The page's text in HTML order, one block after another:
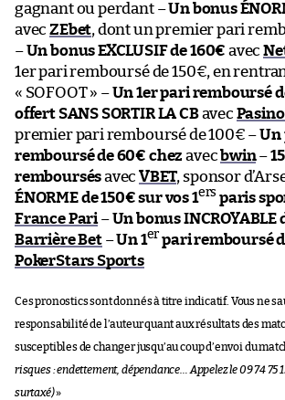
gagnant ou perdant –Un bonus
avecZEbet, dont un premier pari
–Un bonus EXCLUSIF de 160€ avec
1er pari remboursé de 150€, en
« SOFOOT » –Un 1er pari remboursé
offert SANS SORTIR LA CBavec
premier pari remboursé de 100€ –Un
remboursé de 60€ chez avecbwin–
remboursésavecVBET, sponsor
ÉNORME de 150€ sur vos 1ers paris
France Pari–Un bonus INCROYABLE
Barrière Bet–Un 1er pari remboursé
PokerStars Sports
Ces pronostics sont donnés à titre indicatif. Vous ne
responsabilité de l’auteur quant aux résultats des
susceptibles de changer jusqu’au coup d’envoi du
risques : endettement, dépendance… Appelez le 09 74 75
surtaxé)»